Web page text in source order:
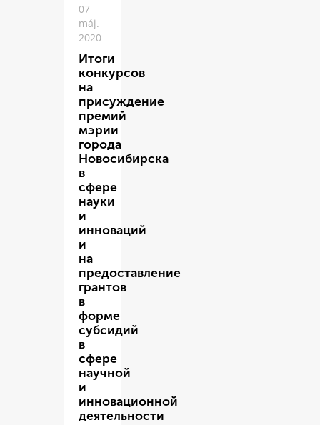
07
máj.
2020
Итоги
конкурсов
на
присуждение
премий
мэрии
города
Новосибирска
в
сфере
науки
и
инноваций
и
на
предоставление
грантов
в
форме
субсидий
в
сфере
научной
и
инновационной
деятельности